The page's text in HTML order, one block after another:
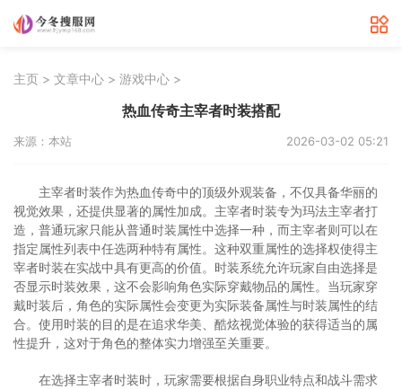
主页 > 文章中心 > 游戏中心 >
热血传奇主宰者时装搭配
来源：本站 2026-03-02 05:21
主宰者时装作为热血传奇中的顶级外观装备，不仅具备华丽的
视觉效果，还提供显著的属性加成。主宰者时装专为玛法主宰者打
造，普通玩家只能从普通时装属性中选择一种，而主宰者则可以在
指定属性列表中任选两种特有属性。这种双重属性的选择权使得主
宰者时装在实战中具有更高的价值。时装系统允许玩家自由选择是
否显示时装效果，这不会影响角色实际穿戴物品的属性。当玩家穿
戴时装后，角色的实际属性会变更为实际装备属性与时装属性的结
合。使用时装的目的是在追求华美、酷炫视觉体验的获得适当的属
性提升，这对于角色的整体实力增强至关重要。
在选择主宰者时装时，玩家需要根据自身职业特点和战斗需求